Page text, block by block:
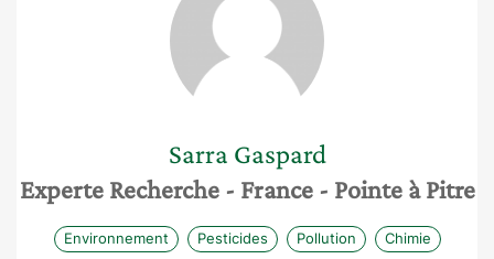
Sarra Gaspard
Experte Recherche - France - Pointe à Pitre
Environnement Pesticides Pollution Chimie